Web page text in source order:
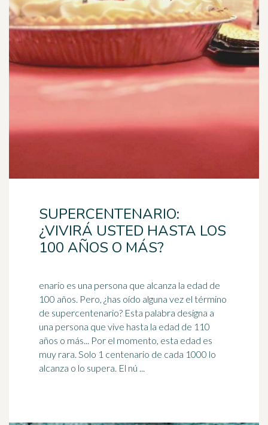
SUPERCENTENARIO:
¿VIVIRÁ USTED HASTA LOS
100 AÑOS O MÁS?
enario es una persona que alcanza la edad de
100 años. Pero, ¿has oído alguna vez el término
de supercentenario? Esta palabra designa a
una persona que vive hasta la edad de 110
años o más... Por el momento, esta edad es
muy rara. Solo 1 centenario de cada 1000 lo
alcanza o lo supera. El nú ...